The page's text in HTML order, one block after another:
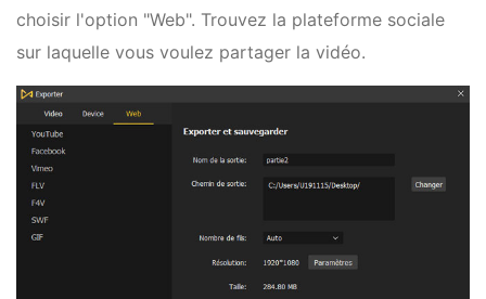
choisir l'option "Web". Trouvez la plateforme sociale
sur laquelle vous voulez partager la vidéo.